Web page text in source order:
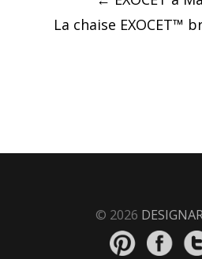
La chaise EXOCET™
© 2026